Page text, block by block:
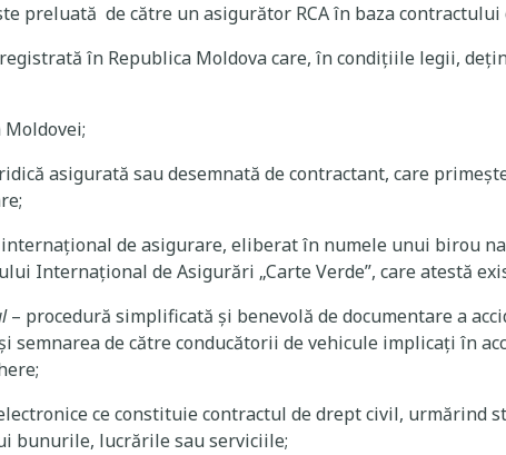
preluată de către un asigurător RCA în baza
în Republica Moldova care, în condiţiile legii,
asigurată sau desemnată de contractant, care
internaţional de asigurare, eliberat în numele unui birou
Internațional de Asigurări „Carte Verde”, care atestă
– procedură simplificată şi benevolă de documentare a
semnarea de către conducătorii de vehicule implicați în
ce constituie contractul de drept civil, urmărind
bunurile, lucrările sau serviciile;